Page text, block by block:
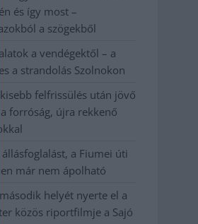
és így most –
a szögekből
a vendégektől – a
a strandolás Szolnokon
felfrissülés után jövő
forróság, újra rekkenő
állásfoglalást, a Fiumei úti
már nem ápolható
helyét nyerte el a
közös riportfilmje a Sajó